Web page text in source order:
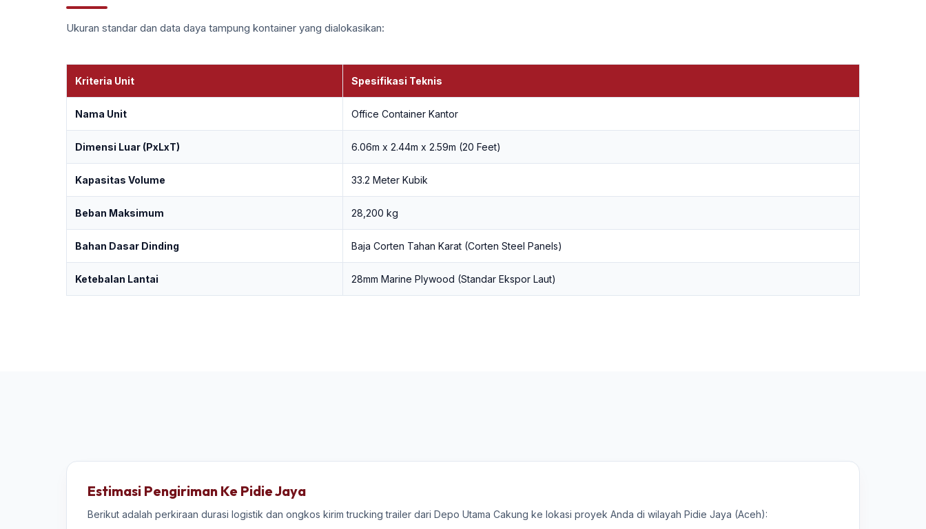
Ukuran standar dan data daya tampung kontainer yang dialokasikan:
Kriteria Unit Spesifikasi Teknis
Nama Unit Office Container Kantor
Dimensi Luar (PxLxT) 6.06m x 2.44m x 2.59m (20 Feet)
Kapasitas Volume 33.2 Meter Kubik
Beban Maksimum 28,200 kg
Bahan Dasar Dinding Baja Corten Tahan Karat (Corten Steel Panels)
Ketebalan Lantai 28mm Marine Plywood (Standar Ekspor Laut)
Estimasi Pengiriman Ke Pidie Jaya
Berikut adalah perkiraan durasi logistik dan ongkos kirim trucking trailer dari Depo Utama Cakung ke lokasi proyek Anda di wilayah Pidie Jaya (Aceh):